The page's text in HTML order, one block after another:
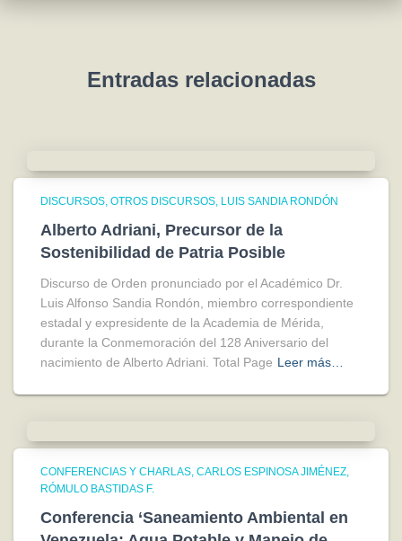
Entradas relacionadas
DISCURSOS OTROS DISCURSOS LUIS SANDIA RONDÓN
Alberto Adriani, Precursor de la
Sostenibilidad de Patria Posible
Discurso de Orden pronunciado por el Académico Dr.
Luis Alfonso Sandia Rondón, miembro correspondiente
estadal y expresidente de la Academia de Mérida,
durante la Conmemoración del 128 Aniversario del
nacimiento de Alberto Adriani. Total Page Leer más…
CONFERENCIAS Y CHARLAS CARLOS ESPINOSA JIMÉNEZ
RÓMULO BASTIDAS F.
Conferencia ‘Saneamiento Ambiental en